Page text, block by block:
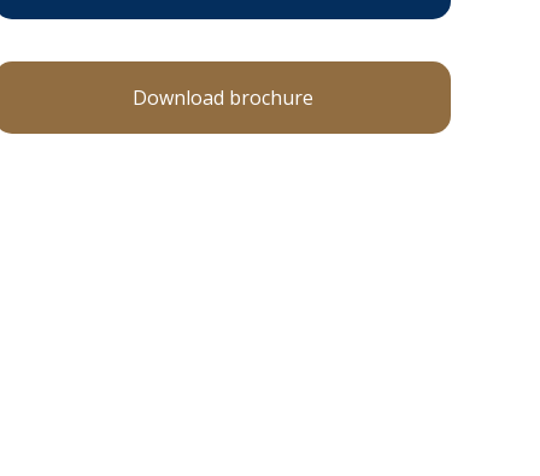
Download brochure